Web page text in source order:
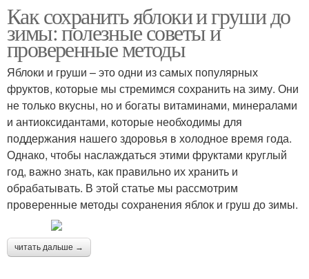
Как сохранить яблоки и груши до
зимы: полезные советы и
проверенные методы
Яблоки и груши – это одни из самых популярных
фруктов, которые мы стремимся сохранить на зиму. Они
не только вкусны, но и богаты витаминами, минералами
и антиоксидантами, которые необходимы для
поддержания нашего здоровья в холодное время года.
Однако, чтобы наслаждаться этими фруктами круглый
год, важно знать, как правильно их хранить и
обрабатывать. В этой статье мы рассмотрим
проверенные методы сохранения яблок и груш до зимы.
читать дальше →